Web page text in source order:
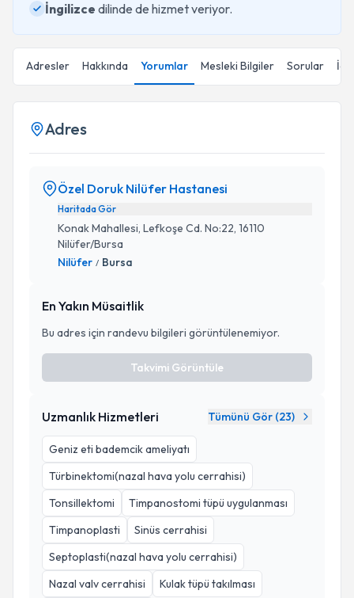
İngilizce dilinde de hizmet veriyor.
Adresler Hakkında Yorumlar Mesleki Bilgiler Sorular
Adres
Özel Doruk Nilüfer Hastanesi
Haritada Gör
Konak Mahallesi, Lefkoşe Cd. No:22, 16110
Nilüfer/Bursa
Nilüfer / Bursa
En Yakın Müsaitlik
Bu adres için randevu bilgileri görüntülenemiyor.
Takvimi Görüntüle
Uzmanlık Hizmetleri Tümünü Gör (23)
Geniz eti bademcik ameliyatı
Türbinektomi(nazal hava yolu cerrahisi)
Tonsillektomi
Timpanostomi tüpü uygulanması
Timpanoplasti
Sinüs cerrahisi
Septoplasti(nazal hava yolu cerrahisi)
Nazal valv cerrahisi
Kulak tüpü takılması